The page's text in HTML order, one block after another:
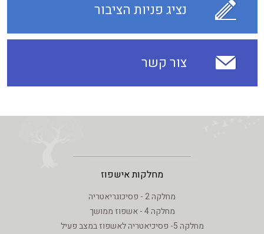
נציג פניות הציבור
צור קשר
מחלקות אישפוז
מחלקה 2 - פסיכוגריאטריה
מחלקה 4 - אשפוז ממושך
מחלקה 5- פסיכיאטריה לאשפוז במצב פעיל